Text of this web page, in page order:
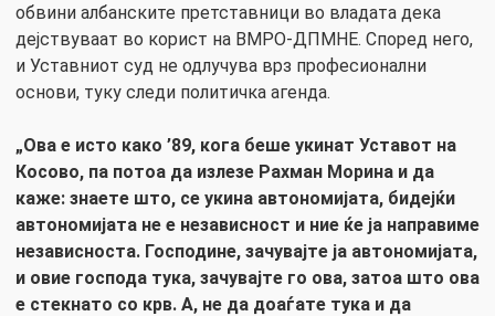
обвини албанските претставници во владата дека
дејствуваат во корист на ВМРО-ДПМНЕ. Според него,
и Уставниот суд не одлучува врз професионални
основи, туку следи политичка агенда.
„Ова е исто како ’89, кога беше укинат Уставот на
Косово, па потоа да излезе Рахман Морина и да
каже: знаете што, се укина автономијата, бидејќи
автономијата не е независност и ние ќе ја направиме
независноста. Господине, зачувајте ја автономијата,
и овие господа тука, зачувајте го ова, затоа што ова
е стекнато со крв. А, не да доаѓате тука и да